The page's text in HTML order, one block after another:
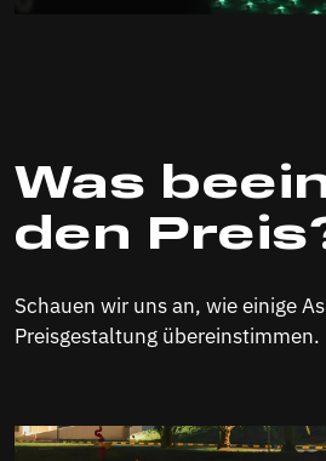
Was
den
Schauen wir uns an, wie einige
Preisgestaltung übereinstimmen.